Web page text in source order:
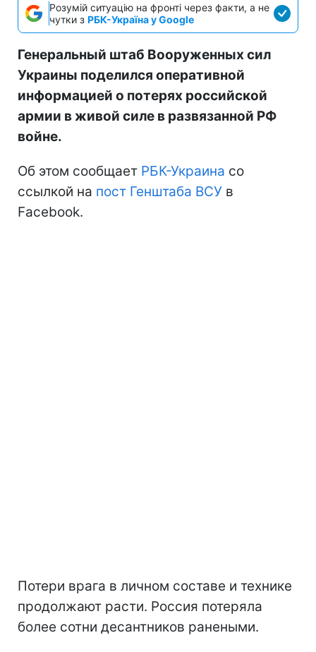
Розумій ситуацію на фронті через факти, а не
чутки з РБК-Україна у Google
Генеральный штаб Вооруженных сил
Украины поделился оперативной
информацией о потерях российской
армии в живой силе в развязанной РФ
войне.
Об этом сообщает РБК-Украина со
ссылкой на пост Генштаба ВСУ в
Facebook.
Потери врага в личном составе и технике
продолжают расти. Россия потеряла
более сотни десантников ранеными.